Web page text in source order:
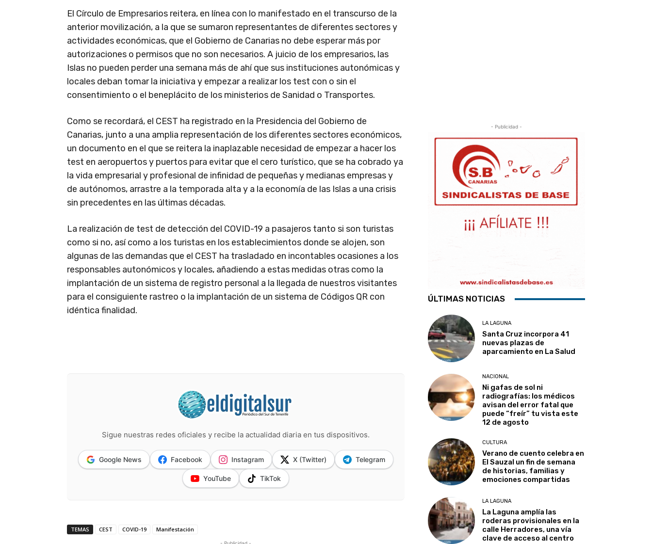
El Círculo de Empresarios reitera, en línea con lo manifestado en el transcurso de la
anterior movilización, a la que se sumaron representantes de diferentes sectores y
actividades económicas, que el Gobierno de Canarias no debe esperar más por
autorizaciones o permisos que no son necesarios. A juicio de los empresarios, las
Islas no pueden perder una semana más de ahí que sus instituciones autonómicas y
locales deban tomar la iniciativa y empezar a realizar los test con o sin el
consentimiento o el beneplácito de los ministerios de Sanidad o Transportes.
Como se recordará, el CEST ha registrado en la Presidencia del Gobierno de
Canarias, junto a una amplia representación de los diferentes sectores económicos,
un documento en el que se reitera la inaplazable necesidad de empezar a hacer los
test en aeropuertos y puertos para evitar que el cero turístico, que se ha cobrado ya
la vida empresarial y profesional de infinidad de pequeñas y medianas empresas y
de autónomos, arrastre a la temporada alta y a la economía de las Islas a una crisis
sin precedentes en las últimas décadas.
La realización de test de detección del COVID-19 a pasajeros tanto si son turistas
como si no, así como a los turistas en los establecimientos donde se alojen, son
algunas de las demandas que el CEST ha trasladado en incontables ocasiones a los
responsables autonómicos y locales, añadiendo a estas medidas otras como la
implantación de un sistema de registro personal a la llegada de nuestros visitantes
para el consiguiente rastreo o la implantación de un sistema de Códigos QR con
idéntica finalidad.
Sigue nuestras redes oficiales y recibe la actualidad diaria en tus dispositivos.
Google News Facebook Instagram X (Twitter) Telegram
YouTube TikTok
TEMAS CEST COVID-19 Manifestación
- Publicidad -
ÚLTIMAS NOTICIAS
LA LAGUNA
Santa Cruz incorpora 41
nuevas plazas de
aparcamiento en La Salud
NACIONAL
Ni gafas de sol ni
radiografías: los médicos
avisan del error fatal que
puede “freír” tu vista este
12 de agosto
CULTURA
Verano de cuento celebra en
El Sauzal un fin de semana
de historias, familias y
emociones compartidas
LA LAGUNA
La Laguna amplía las
roderas provisionales en la
calle Herradores, una vía
clave de acceso al centro